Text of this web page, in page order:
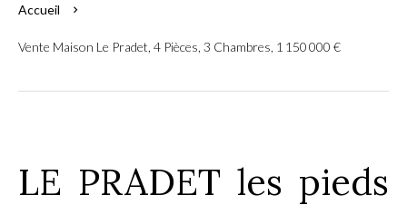
Accueil
Vente Maison Le Pradet, 4 Pièces, 3 Chambres, 1 150 000 €
LE PRADET les pieds